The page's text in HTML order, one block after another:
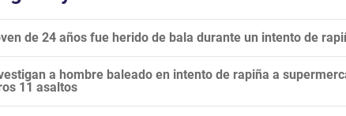
de 24 años fue herido de bala durante un intento de
a hombre baleado en intento de rapiña a
11 asaltos